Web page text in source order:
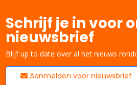
Schrijf je in voor
nieuwsbrief
Blijf up to date over al het nieuws
Aanmelden voor nieuwsbrief